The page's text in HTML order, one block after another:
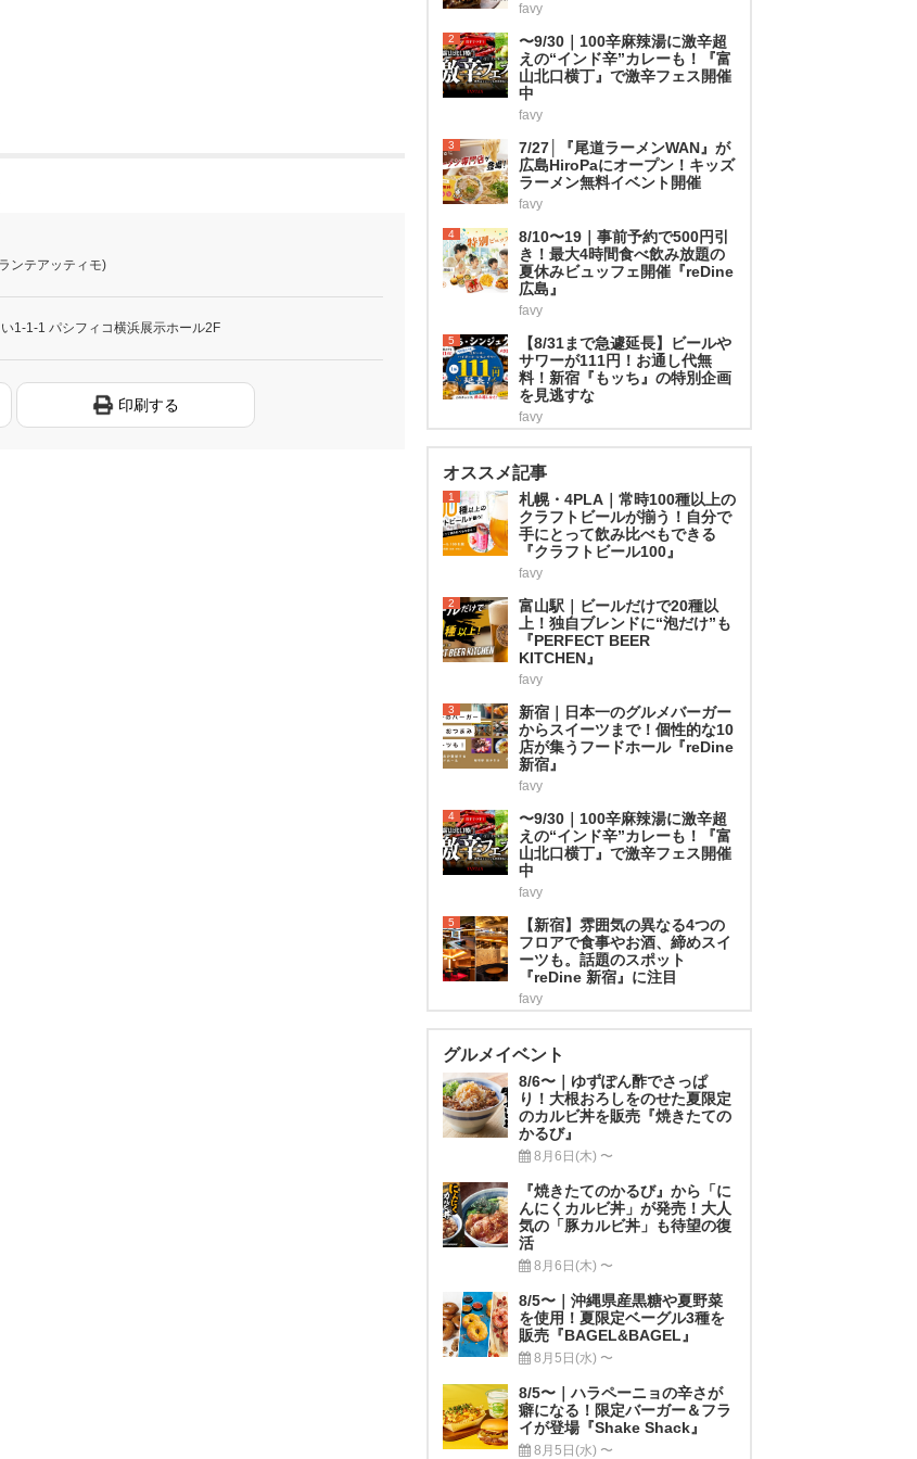
ンテアッティモ)
1-1-1 パシフィコ横浜展示ホール2F
印刷する
favy
2
〜9/30｜100辛麻辣湯に激辛超
えの“インド辛”カレーも！『富
山北口横丁』で激辛フェス開催
中
favy
3
7/27│『尾道ラーメンWAN』が
広島HiroPaにオープン！キッズ
ラーメン無料イベント開催
favy
4
8/10〜19｜事前予約で500円引
き！最大4時間食べ飲み放題の
夏休みビュッフェ開催『reDine
広島』
favy
5
【8/31まで急遽延長】ビールや
サワーが111円！お通し代無
料！新宿『もッち』の特別企画
を見逃すな
favy
オススメ記事
1
札幌・4PLA｜常時100種以上の
クラフトビールが揃う！自分で
手にとって飲み比べもできる
『クラフトビール100』
favy
2
富山駅｜ビールだけで20種以
上！独自ブレンドに“泡だけ”も
『PERFECT BEER
KITCHEN』
favy
3
新宿｜日本一のグルメバーガー
からスイーツまで！個性的な10
店が集うフードホール『reDine
新宿』
favy
4
〜9/30｜100辛麻辣湯に激辛超
えの“インド辛”カレーも！『富
山北口横丁』で激辛フェス開催
中
favy
5
【新宿】雰囲気の異なる4つの
フロアで食事やお酒、締めスイ
ーツも。話題のスポット
『reDine 新宿』に注目
favy
グルメイベント
8/6〜｜ゆずぽん酢でさっぱ
り！大根おろしをのせた夏限定
のカルビ丼を販売『焼きたての
かるび』
8月6日(木) 〜
『焼きたてのかるび』から「に
んにくカルビ丼」が発売！大人
気の「豚カルビ丼」も待望の復
活
8月6日(木) 〜
8/5〜｜沖縄県産黒糖や夏野菜
を使用！夏限定ベーグル3種を
販売『BAGEL&BAGEL』
8月5日(水) 〜
8/5〜｜ハラペーニョの辛さが
癖になる！限定バーガー＆フラ
イが登場『Shake Shack』
8月5日(水) 〜